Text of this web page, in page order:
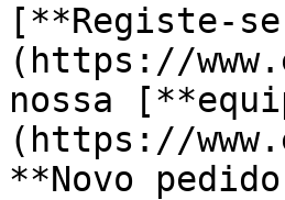
[**Registe-
(https://
nossa
(https://
**Novo